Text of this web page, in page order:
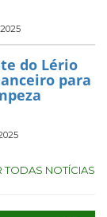
do Lério
para
TODAS NOTÍCIAS